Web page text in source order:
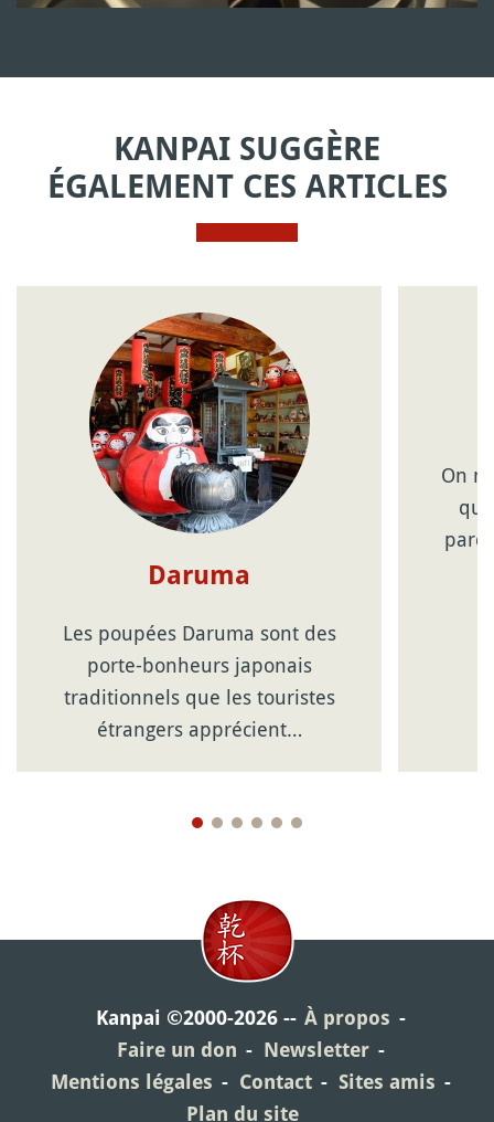
KANPAI SUGGÈRE
ÉGALEMENT CES ARTICLES
Daruma
Les poupées Daruma sont des
porte-bonheurs japonais
traditionnels que les touristes
étrangers apprécient…
On
Kanpai ©2000-2026
À propos
Faire un don
Newsletter
Mentions légales
Contact
Sites amis
Plan du site